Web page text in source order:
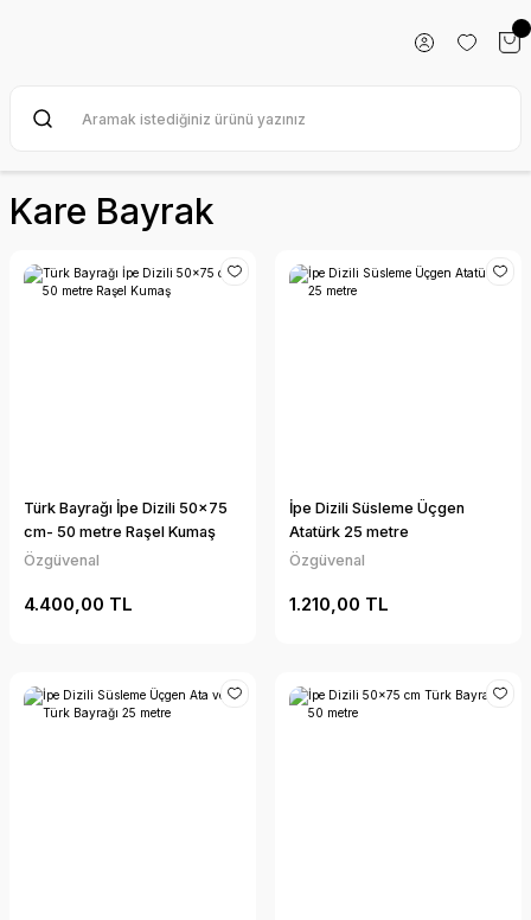
Kare Bayrak
Türk Bayrağı İpe Dizili 50x75
cm- 50 metre Raşel Kumaş
Özgüvenal
4.400,00 TL
İpe Dizili Süsleme Üçgen
Atatürk 25 metre
Özgüvenal
1.210,00 TL